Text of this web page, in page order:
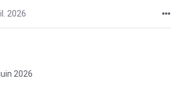
2026
2026